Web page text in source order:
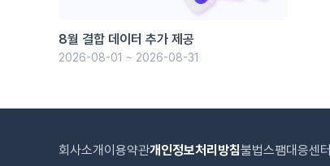
8월 결합 데이터 추가 제공
2026-08-01 ~ 2026-08-31
회사소개 이용약관개인정보처리방침불법스팸대응센터